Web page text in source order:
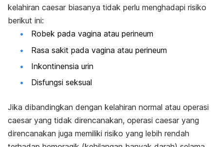
kelahiran caesar biasanya tidak perlu menghadapi risiko
berikut ini:
Robek pada vagina atau perineum
Rasa sakit pada vagina atau perineum
Inkontinensia urin
Disfungsi seksual
Jika dibandingkan dengan kelahiran normal atau operasi
caesar yang tidak direncanakan, operasi caesar yang
direncanakan juga memiliki risiko yang lebih rendah